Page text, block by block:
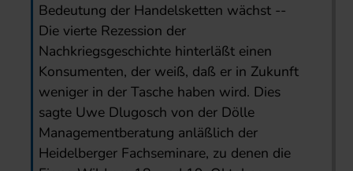
Bedeutung der Handelsketten wächst --
Die vierte Rezession der
Nachkriegsgeschichte hinterläßt einen
Konsumenten, der weiß, daß er in Zukunft
weniger in der Tasche haben wird. Dies
sagte Uwe Dlugosch von der Dölle
Managementberatung anläßlich der
Heidelberger Fachseminare, zu denen die